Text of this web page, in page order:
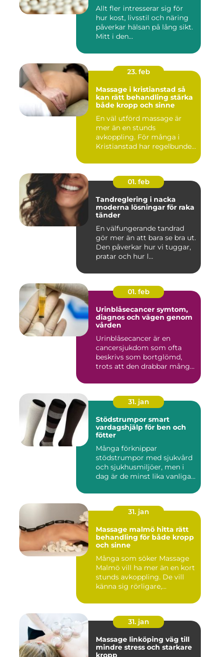
Allt fler intresserar sig för
hur kost, livsstil och näring
påverkar hälsan på lång sikt.
Mitt i den...
23. feb
Massage i kristianstad så
kan rätt behandling stärka
både kropp och sinne
En väl utförd massage är
mer än en stunds
avkoppling. För många i
Kristianstad har regelbunden
01. feb
Tandreglering i nacka
moderna lösningar för raka
tänder
En välfungerande tandrad
gör mer än att bara se bra ut.
Den påverkar hur vi tuggar,
pratar och hur l...
01. feb
Urinblåsecancer symtom,
diagnos och vägen genom
vården
Urinblåsecancer är en
cancersjukdom som ofta
beskrivs som bortglömd,
trots att den drabbar många
31. jan
Stödstrumpor smart
vardagshjälp för ben och
fötter
Många förknippar
stödstrumpor med sjukvård
och sjukhusmiljöer, men i
dag är de minst lika vanliga
31. jan
Massage malmö hitta rätt
behandling för både kropp
och sinne
Många som söker Massage
Malmö vill ha mer än en kort
stunds avkoppling. De vill
känna sig rörligare,...
31. jan
Massage linköping väg till
mindre stress och starkare
kropp